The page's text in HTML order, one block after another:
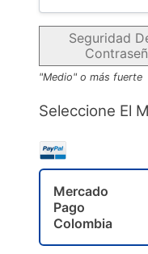
Seguridad
"Medio" o más fuerte
Seleccione El
Mercado
Pago
Colombia